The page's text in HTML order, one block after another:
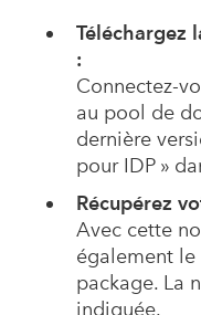
Téléchargez
:
Connectez-
au pool de
dernière
pour IDP »
Récupérez
Avec cette
également le
package. La
indiquée.